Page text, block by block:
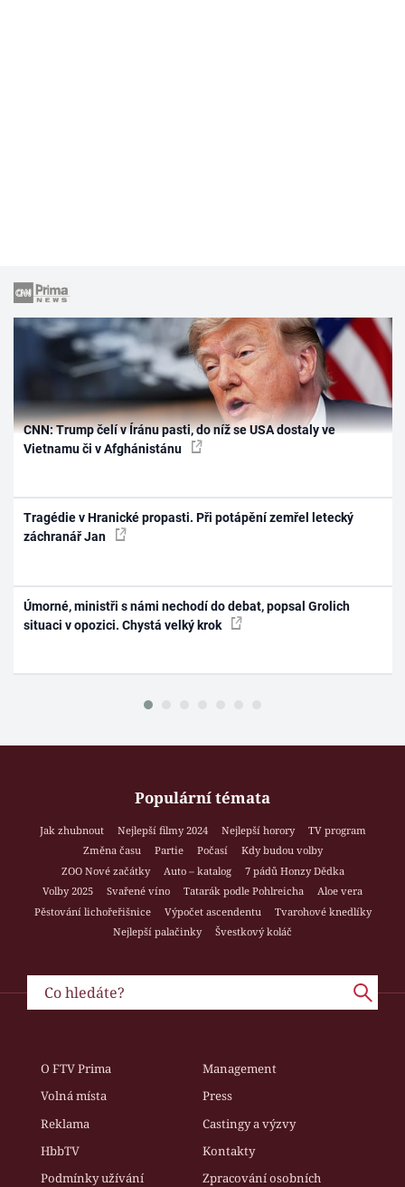
CNN: Trump čelí v Íránu pasti, do níž se USA dostaly ve
Vietnamu či v Afghánistánu
Tragédie v Hranické propasti. Při potápění zemřel letecký
záchranář Jan
Úmorné, ministři s námi nechodí do debat, popsal Grolich
situaci v opozici. Chystá velký krok
Populární témata
Jak zhubnout Nejlepší filmy 2024 Nejlepší horory
TV program
Změna času
Partie Počasí
Kdy budou volby
ZOO Nové začátky
Auto – katalog
7 pádů Honzy Dědka
Volby 2025
Svařené víno Tatarák podle Pohlreicha
Aloe vera
Pěstování lichořeřišnice
Výpočet ascendentu
Tvarohové knedlíky
Nejlepší palačinky
Švestkový koláč
O FTV Prima
Management
Volná místa
Press
Reklama
Castingy a výzvy
HbbTV
Kontakty
Podmínky užívání
Zpracování osobních